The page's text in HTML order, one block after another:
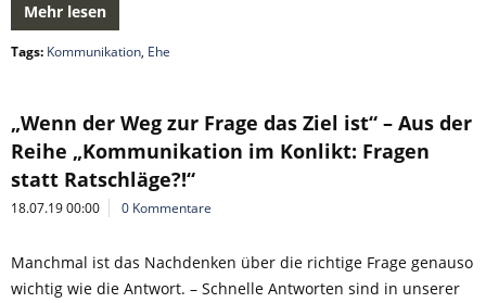
Mehr lesen
Tags: Kommunikation, Ehe
„Wenn der Weg zur Frage das Ziel ist“ – Aus der
Reihe „Kommunikation im Konlikt: Fragen
statt Ratschläge?!“
18.07.19 00:00 0 Kommentare
Manchmal ist das Nachdenken über die richtige Frage genauso
wichtig wie die Antwort. – Schnelle Antworten sind in unserer